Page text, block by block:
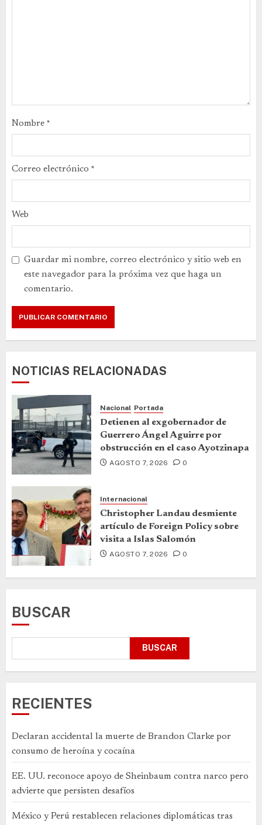
Nombre *
Correo electrónico *
Web
Guardar mi nombre, correo electrónico y sitio web en
este navegador para la próxima vez que haga un
comentario.
NOTICIAS RELACIONADAS
Nacional Portada
Detienen al exgobernador de
Guerrero Ángel Aguirre por
obstrucción en el caso Ayotzinapa
AGOSTO 7, 2026 0
Internacional
Christopher Landau desmiente
artículo de Foreign Policy sobre
visita a Islas Salomón
AGOSTO 7, 2026 0
BUSCAR
BUSCAR
RECIENTES
Declaran accidental la muerte de Brandon Clarke por
consumo de heroína y cocaína
EE. UU. reconoce apoyo de Sheinbaum contra narco pero
advierte que persisten desafíos
México y Perú restablecen relaciones diplomáticas tras